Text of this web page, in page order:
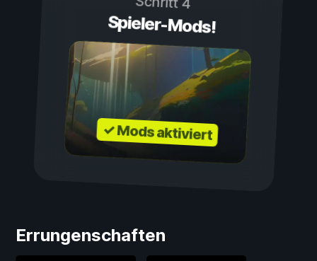
Spieler-Mods!
✓ Mods aktiviert
Errungenschaften